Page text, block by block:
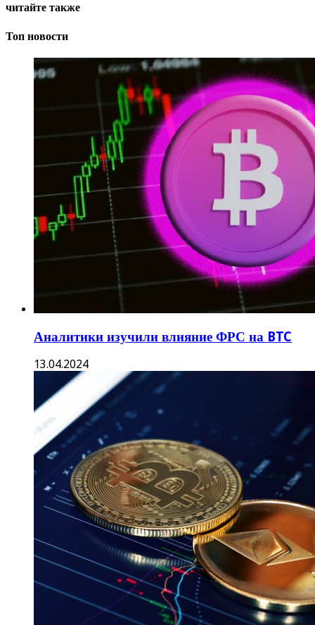
читайте также
Топ новости
Аналитики изучили влияние ФРС на BTC
13.04.2024